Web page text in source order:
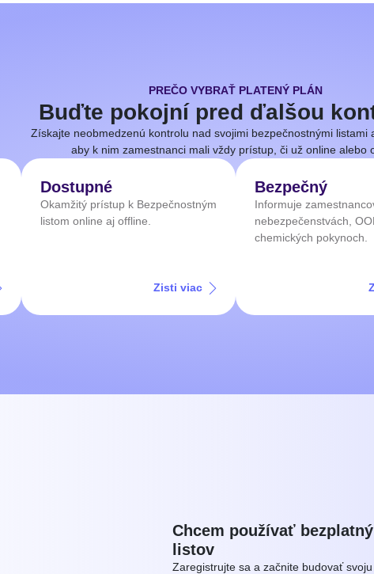
PREČO VYBRAŤ PLATENÝ PLÁN
Buďte pokojní pred ďalšou
Získajte neobmedzenú kontrolu nad svojimi bezpečnostnými listami
aby k nim zamestnanci mali vždy prístup, či už online alebo
Dostupné
Okamžitý prístup k Bezpečnostným
listom online aj offline.
Zisti viac
Bezpečný
Informuje
nebezpečenstvách,
chemických pokynoch.
Chcem používať
listov
Zaregistrujte sa a začnite budovať